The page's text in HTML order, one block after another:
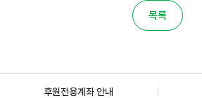
목록
후원전용계좌 안내